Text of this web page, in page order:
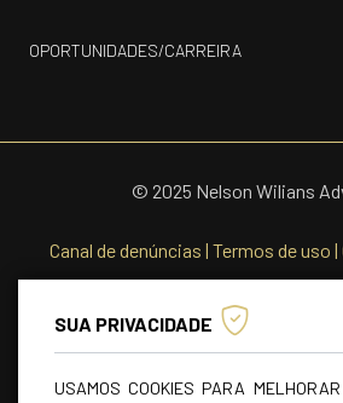
OPORTUNIDADES/CARREIRA
© 2025 Nelson Wilians
Canal de denúncias | Termos de uso |
SUA PRIVACIDADE
USAMOS COOKIES PARA